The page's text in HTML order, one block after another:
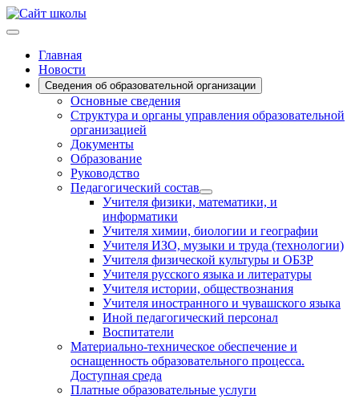
Главная
Новости
Сведения об образовательной организации
Основные сведения
Структура и органы управления образовательной
организацией
Документы
Образование
Руководство
Педагогический состав
Учителя физики, математики, и
информатики
Учителя химии, биологии и географии
Учителя ИЗО, музыки и труда (технологии)
Учителя физической культуры и ОБЗР
Учителя русского языка и литературы
Учителя истории, обществознания
Учителя иностранного и чувашского языка
Иной педагогический персонал
Воспитатели
Материально-техническое обеспечение и
оснащенность образовательного процесса.
Доступная среда
Платные образовательные услуги